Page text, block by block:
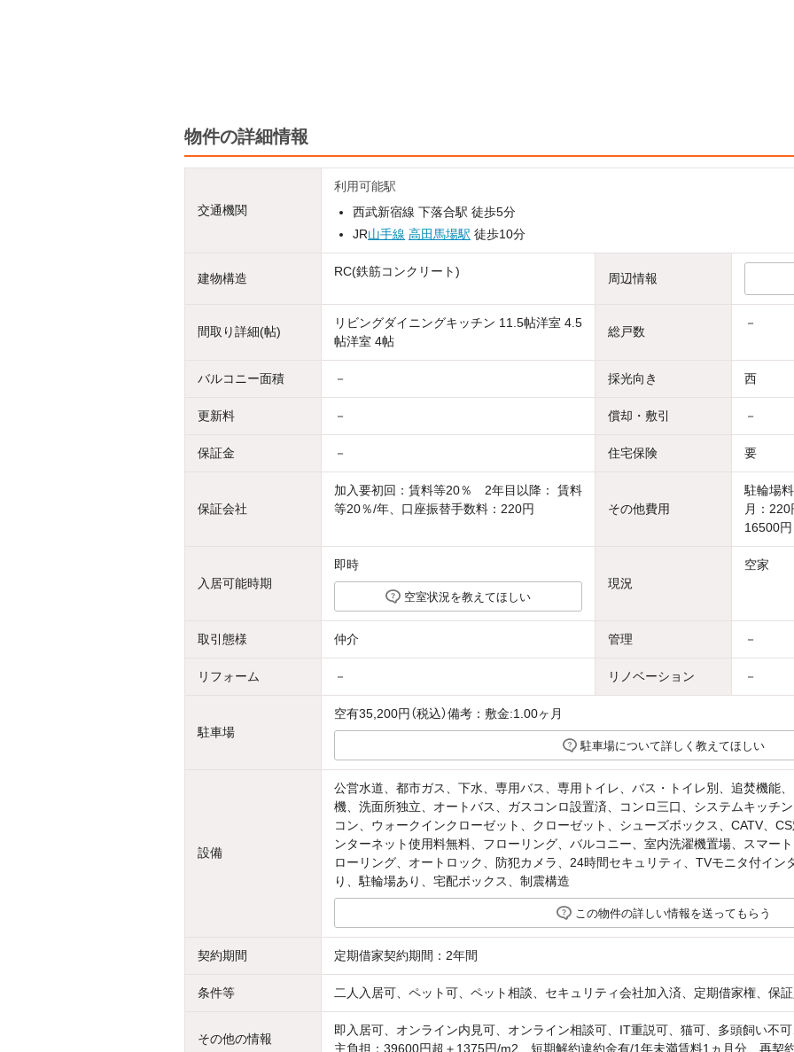
物件の詳細情報
交通機関
利用可能駅
西武新宿線 下落合駅 徒歩5分
JR山手線 高田馬場駅 徒歩10分
建物構造 RC(鉄筋コンクリート) 周辺情報
間取り詳細(帖)
リビングダイニングキッチン 11.5帖洋室 4.5
帖洋室 4帖
総戸数
－
バルコニー面積 － 採光向き 西
更新料 － 償却・敷引 －
保証金 － 住宅保険 要
保証会社
加入要初回：賃料等20％ 2年目以降： 賃料
等20％/年、口座振替手数料：220円
その他費用
駐輪場
月：
16500円
入居可能時期
即時
空室状況を教えてほしい
現況
空家
取引態様 仲介 管理 －
リフォーム － リノベーション －
駐車場
空有35,200円（税込）備考：敷金:1.00ヶ月
駐車場について詳しく教えてほしい
設備
公営水道、都市ガス、下水、専用バス、専用トイレ、バス・トイレ別、追焚機能
機、洗面所独立、オートバス、ガスコンロ設置済、コンロ三口、システムキッチ
コン、ウォークインクローゼット、クローゼット、シューズボックス、CATV、
ンターネット使用料無料、フローリング、バルコニー、室内洗濯機置場、スマー
ローリング、オートロック、防犯カメラ、24時間セキュリティ、TVモニタ付イン
り、駐輪場あり、宅配ボックス、制震構造
この物件の詳しい情報を送ってもらう
契約期間 定期借家契約期間：2年間
条件等 二人入居可、ペット可、ペット相談、セキュリティ会社加入済、定期借家権、保
その他の情報
即入居可、オンライン内見可、オンライン相談可、IT重説可、猫可、多頭飼い不
主負担：39600円超＋1375円/m2 短期解約違約金有/1年未満賃料1ヵ月分 再契